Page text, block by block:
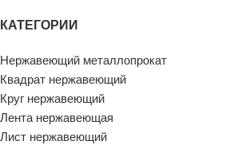
КАТЕГОРИИ
Нержавеющий металлопрокат
Квадрат нержавеющий
Круг нержавеющий
Лента нержавеющая
Лист нержавеющий